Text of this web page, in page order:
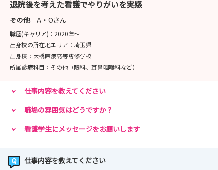
■開催日時
7月21日(火)～9月4日(金) の平日 8:45‐13:00
回復期病院での看護をより深く知っていただくため、当日
は先輩看護師のもとでシャドーイングを通して病院の雰囲
気見ていただきます。
交通費の支給がありますので遠方の方も是非この機会にご
検討ください！
･･━━･･━━･･━━･･━━･･
【所要時間2時間以内/病院説明会・見学会(対面型)】28
年,27年卒向け
実際に病院にお越しいただくプログラムです。
7月22日(水)～9月4日(金)10:00～12:00
退院後を考えた看護でやりがいを実感
その他A・Oさん
職歴(キャリア)： 2020年〜
出身校の所在地エリア： 埼玉県
出身校： 大橋医療高等専修学校
所属診療科目： その他（眼科、耳鼻咽喉科など）
仕事内容を教えてください
職場の雰囲気はどうですか？
看護学生にメッセージをお願いします
仕事内容を教えてください